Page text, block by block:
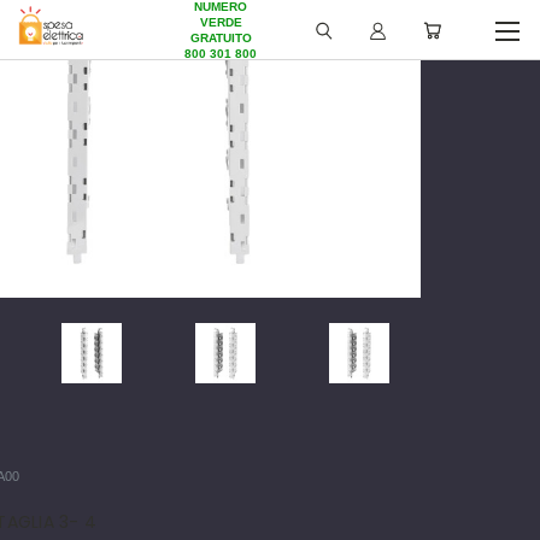
NUMERO
VERDE
GRATUITO
800 301 800